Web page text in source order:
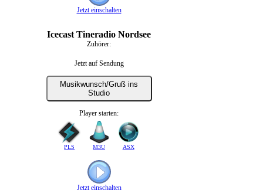
Jetzt einschalten
Icecast Tineradio Nordsee
Zuhörer:
Jetzt auf Sendung
Musikwunsch/Gruß ins
Studio
Player starten:
PLS M3U ASX
Jetzt einschalten